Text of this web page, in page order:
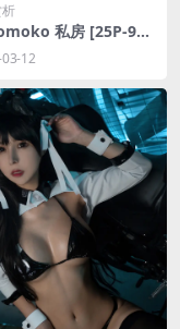
私房 [25P-9M
12